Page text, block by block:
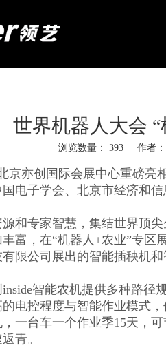
世界机器人大会
浏览数量： 393作者：
京亦创国际会展中心重磅
电子学会、北京市经济和
和专家智慧，集结世界顶
富，在“机器人+农业”专
限公司展出的智能插秧机和
智能农机提供多种路
电控程度与智能作业模式
一台车一个作业季15天，
青。